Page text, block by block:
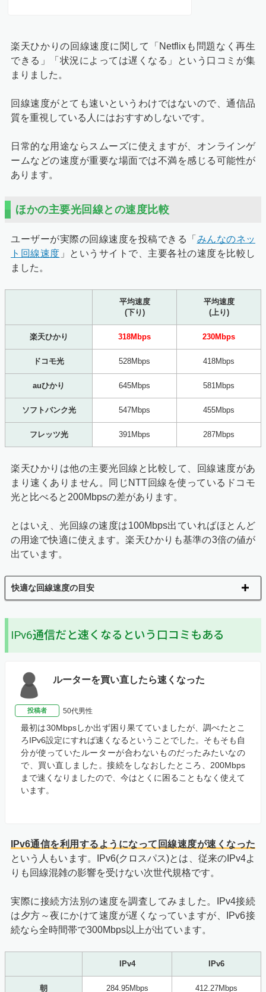
楽天ひかりの回線速度に関して「Netflixも問題なく再生
できる」「状況によっては遅くなる」という口コミが集
まりました。
回線速度がとても速いというわけではないので、 通信品
質を重視している人にはおすすめしないです。
日常的な用途ならスムーズに使えますが、オンラインゲ
ームなどの速度が重要な場面では不満を感じる可能性が
あります。
ほかの主要光回線との速度比較
ユーザーが実際の回線速度を投稿できる「 みんなのネッ
ト回線速度 」というサイトで、主要各社の速度を比較し
ました。
平均速度
(下り)
平均速度
(上り)
楽天ひかり 318Mbps 230Mbps
ドコモ光 528Mbps 418Mbps
auひかり 645Mbps 581Mbps
ソフトバンク光 547Mbps 455Mbps
フレッツ光 391Mbps 287Mbps
楽天ひかりは他の主要光回線と比較して、回線速度があ
まり速くありません。同じNTT回線を使っているドコモ
光と比べると200Mbpsの差があります。
とはいえ、光回線の速度は100Mbps出ていればほとんど
の用途で快適に使えます。楽天ひかりも基準の3倍の値が
出ています。
快適な回線速度の目安
IPv6通信だと速くなるという口コミもある
ルーターを買い直したら速くなった
投稿者 50代男性
最初は30Mbpsしか出ず困り果てていましたが、調べたとこ
ろIPv6設定にすれば速くなるということでした。そもそも自
分が使っていたルーターが合わないものだったみたいなの
で、買い直しました。接続をしなおしたところ、200Mbps
まで速くなりましたので、今はとくに困ることもなく使えて
います。
IPv6通信を利用するようになって回線速度が速くなった
という人もいます。IPv6(クロスパス)とは、従来のIPv4よ
りも回線混雑の影響を受けない次世代規格です。
実際に接続方法別の速度を調査してみました。IPv4接続
は夕方～夜にかけて速度が遅くなっていますが、IPv6接
続なら全時間帯で300Mbps以上が出ています。
IPv4 IPv6
朝 284.95Mbps 412.27Mbps